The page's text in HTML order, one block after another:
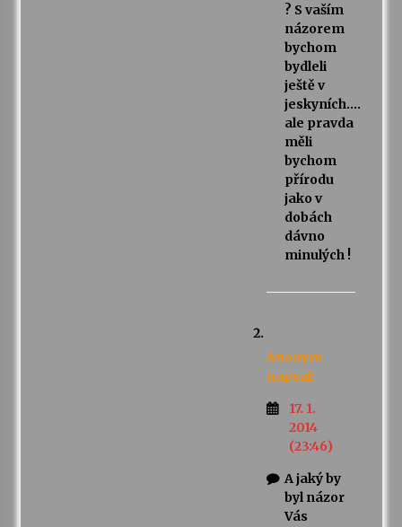
? S vaším
názorem
bychom
bydleli
ještě v
jeskyních….
ale pravda
měli
bychom
přírodu
jako v
dobách
dávno
minulých !
Anonym
napsal:
17. 1.
2014
(23:46)
A jaký by
byl názor
Vás